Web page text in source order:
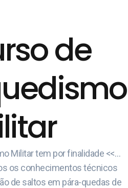
de
Militar tem por finalidade <<…
os conhecimentos técnicos
de saltos em pára-quedas de